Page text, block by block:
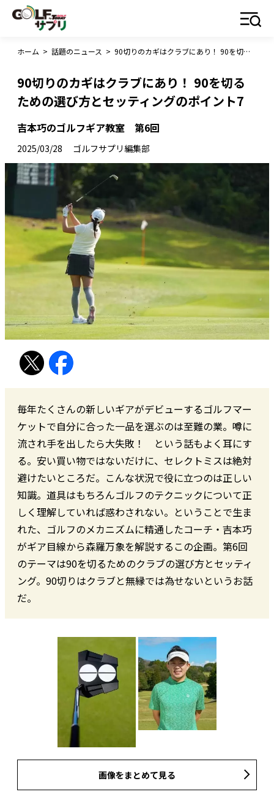
ホーム > 話題のニュース > 90切りのカギはクラブにあり！ 90を切るための選び方とセッティングのポイント7
90切りのカギはクラブにあり！ 90を切る
ための選び方とセッティングのポイント7
吉本巧のゴルフギア教室 第6回
2025/03/28 ゴルフサプリ編集部
毎年たくさんの新しいギアがデビューするゴルフマー
ケットで自分に合った一品を選ぶのは至難の業。噂に
流され手を出したら大失敗！ という話もよく耳にす
る。安い買い物ではないだけに、セレクトミスは絶対
避けたいところだ。こんな状況で役に立つのは正しい
知識。道具はもちろんゴルフのテクニックについて正
しく理解していれば惑わされない。ということで生ま
れた、ゴルフのメカニズムに精通したコーチ・吉本巧
がギア目線から森羅万象を解説するこの企画。第6回
のテーマは90を切るためのクラブの選び方とセッティ
ング。90切りはクラブと無縁では為せないというお話
だ。
画像をまとめて見る